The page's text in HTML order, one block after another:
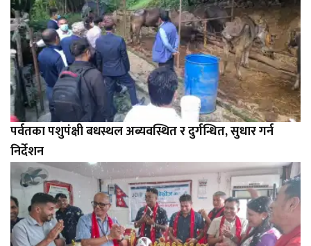
पर्वतका पशुपंक्षी बधस्थल अब्यवस्थित र दुर्गन्धित, सुधार गर्न
निर्देशन